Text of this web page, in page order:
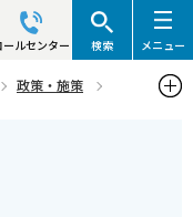
ールセンター 検索 メニュー
政策・施策